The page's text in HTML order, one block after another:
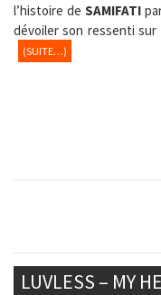
l’histoire deSAMIFATI
dévoiler son ressenti sur
(SUITE…)
LUVLESS – MY